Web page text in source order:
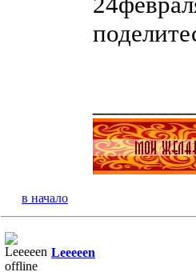
в начало
Leeeeen